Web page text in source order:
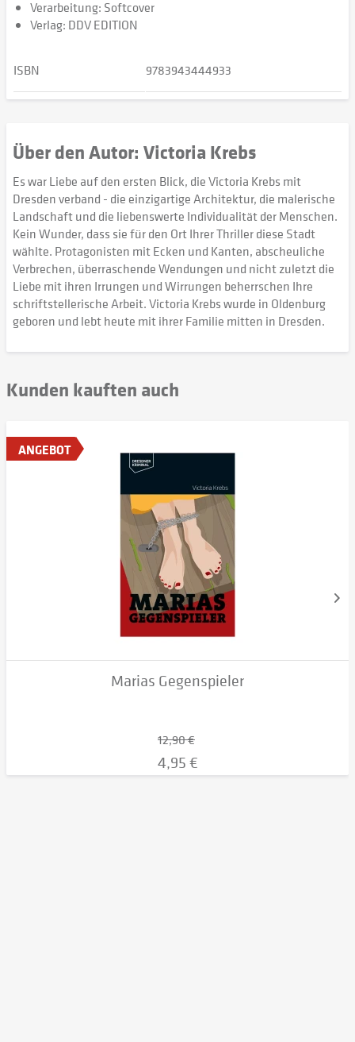
Verarbeitung: Softcover
Verlag: DDV EDITION
ISBN 9783943444933
Über den Autor: Victoria Krebs
Es war Liebe auf den ersten Blick, die Victoria Krebs mit
Dresden verband - die einzigartige Architektur, die malerische
Landschaft und die liebenswerte Individualität der Menschen.
Kein Wunder, dass sie für den Ort Ihrer Thriller diese Stadt
wählte. Protagonisten mit Ecken und Kanten, abscheuliche
Verbrechen, überraschende Wendungen und nicht zuletzt die
Liebe mit ihren Irrungen und Wirrungen beherrschen Ihre
schriftstellerische Arbeit. Victoria Krebs wurde in Oldenburg
geboren und lebt heute mit ihrer Familie mitten in Dresden.
Kunden kauften auch
ANGEBOT
Marias Gegenspieler
12,90 €
4,95 €